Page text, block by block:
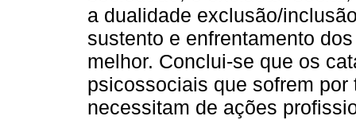
a dualidade exclusão/
sustento e enfrentamento
melhor. Conclui-se que os
psicossociais que sofrem
necessitam de ações